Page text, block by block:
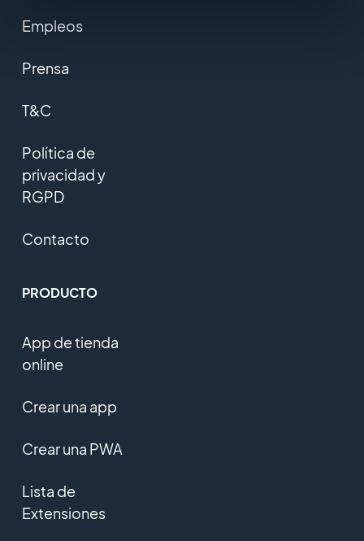
Empleos
Prensa
T&C
Política de
privacidad y
RGPD
Contacto
PRODUCTO
App de tienda
online
Crear una app
Crear una PWA
Lista de
Extensiones